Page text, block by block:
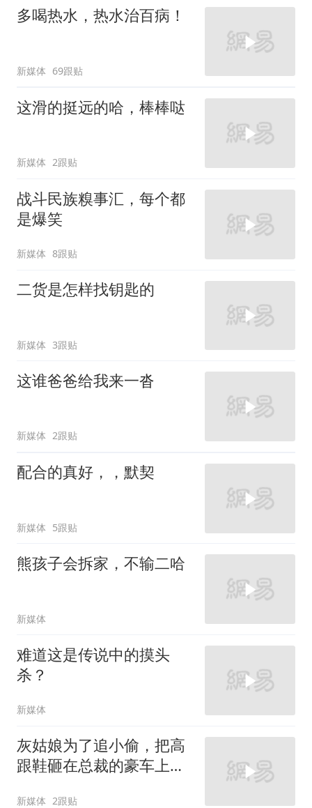
多喝热水，热水治百病！
新媒体 69跟贴
这滑的挺远的哈，棒棒哒
新媒体 2跟贴
战斗民族糗事汇，每个都
是爆笑
新媒体 8跟贴
二货是怎样找钥匙的
新媒体 3跟贴
这谁爸爸给我来一沓
新媒体 2跟贴
配合的真好，，默契
新媒体 5跟贴
熊孩子会拆家，不输二哈
新媒体
难道这是传说中的摸头
杀？
新媒体
灰姑娘为了追小偷，把高
跟鞋砸在总裁的豪车上，
新媒体 2跟贴